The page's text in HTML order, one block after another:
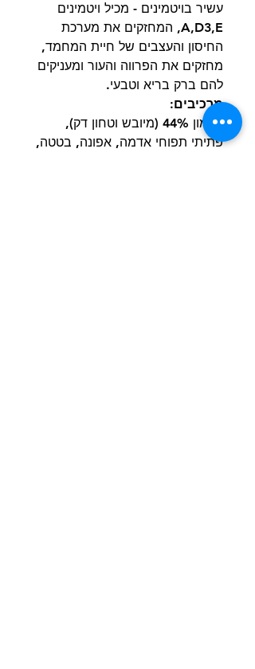
עשיר בויטמינים - מכיל ויטמינים
A,D3,E, המחזקים את מערכת
החיסון והעצבים של חיית המחמד,
מחזקים את הפרווה והעור ומעניקים
להם ברק בריא וטבעי.
מרכיבים:
סלמון 44% (מיובש וטחון דק),
פתיתי תפוחי אדמה, אפונה, בטטה,